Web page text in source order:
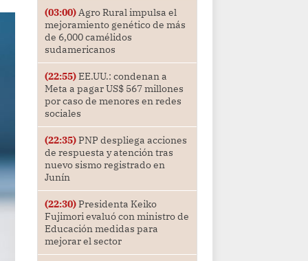
(03:00)Agro Rural impulsa el
mejoramiento genético de más
de 6,000 camélidos
sudamericanos
(22:55)EE.UU.: condenan a
Meta a pagar US$ 567 millones
por caso de menores en redes
sociales
(22:35)PNP despliega acciones
de respuesta y atención tras
nuevo sismo registrado en
Junín
(22:30)Presidenta Keiko
Fujimori evaluó con ministro de
Educación medidas para
mejorar el sector